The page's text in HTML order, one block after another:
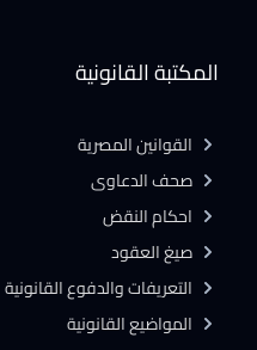
المكتبة القانونية
القوانين المصرية
صحف الدعاوى
احكام النقض
صيغ العقود
التعريفات والدفوع القانونية
المواضيع القانونية